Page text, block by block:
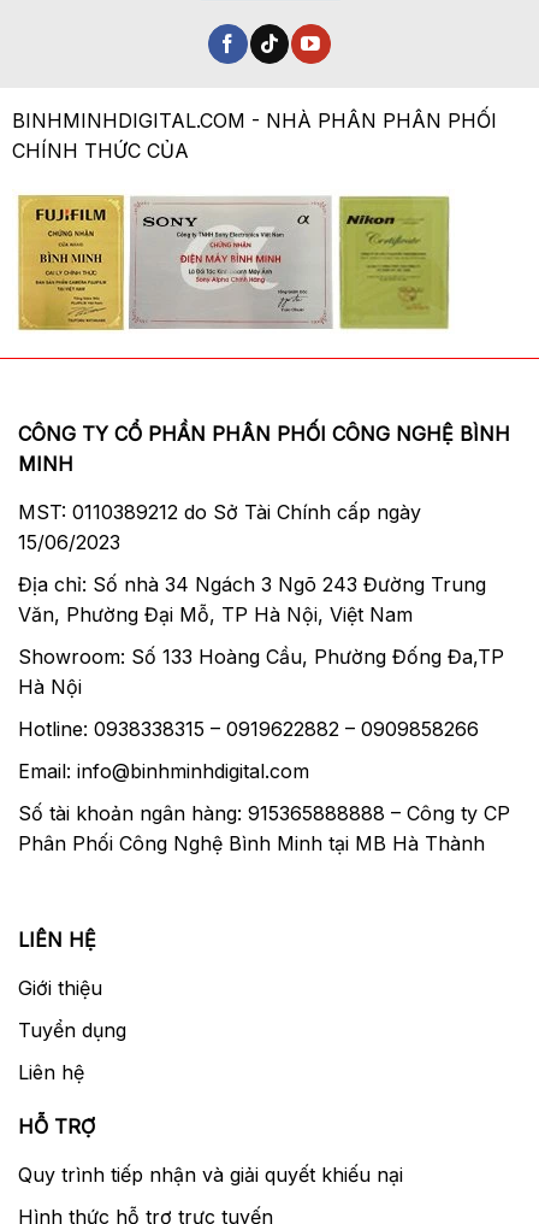
BINHMINHDIGITAL.COM - NHÀ PHÂN PHÂN PHỐI
CHÍNH THỨC CỦA
CÔNG TY CỔ PHẦN PHÂN PHỐI CÔNG NGHỆ BÌNH
MINH
MST: 0110389212 do Sở Tài Chính cấp ngày
15/06/2023
Địa chỉ: Số nhà 34 Ngách 3 Ngõ 243 Đường Trung
Văn, Phường Đại Mỗ, TP Hà Nội, Việt Nam
Showroom: Số 133 Hoàng Cầu, Phường Đống Đa,TP
Hà Nội
Hotline: 0938338315 – 0919622882 – 0909858266
Email: info@binhminhdigital.com
Số tài khoản ngân hàng: 915365888888 – Công ty CP
Phân Phối Công Nghệ Bình Minh tại MB Hà Thành
LIÊN HỆ
Giới thiệu
Tuyển dụng
Liên hệ
HỖ TRỢ
Quy trình tiếp nhận và giải quyết khiếu nại
Hình thức hỗ trợ trực tuyến